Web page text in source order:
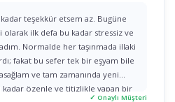
teşekkür etsem az. Bugüne
olarak ilk defa bu kadar stressiz ve
Normalde her taşınmada illaki
fakat bu sefer tek bir eşyam bile
ve tam zamanında yeni
kadar özenle ve titizlikle yapan bir
✓ Onaylı Müşteri